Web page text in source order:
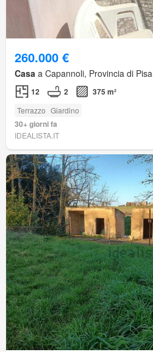
260.000 €
Casa a Capannoli, Provincia di Pisa
12 2 375 m²
Terrazzo Giardino
30+ giorni fa
IDEALISTA.IT